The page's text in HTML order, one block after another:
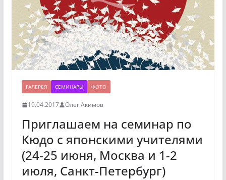
ГАЛЕРЕЯ СЕМИНАРЫ ФОТО
19.04.2017 Олег Акимов
Приглашаем на семинар по
Кюдо с японскими учителями
(24-25 июня, Москва и 1-2
июля, Санкт-Петербург)